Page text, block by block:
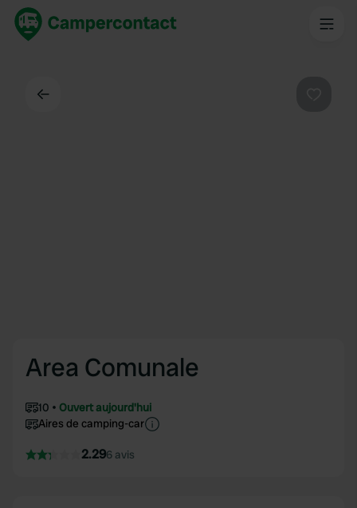
Area Comunale
10
Ouvert aujourd'hui
Aires de camping-car
2.296 avis